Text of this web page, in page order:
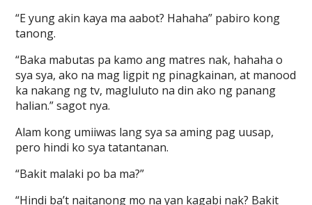
“E yung akin kaya ma aabot? Hahaha” pabiro kong
tanong.
“Baka mabutas pa kamo ang matres nak, hahaha o
sya sya, ako na mag ligpit ng pinagkainan, at manood
ka nakang ng tv, magluluto na din ako ng panang
halian.” sagot nya.
Alam kong umiiwas lang sya sa aming pag uusap,
pero hindi ko sya tatantanan.
“Bakit malaki po ba ma?”
“Hindi ba’t naitanong mo na yan kagabi nak? Bakit